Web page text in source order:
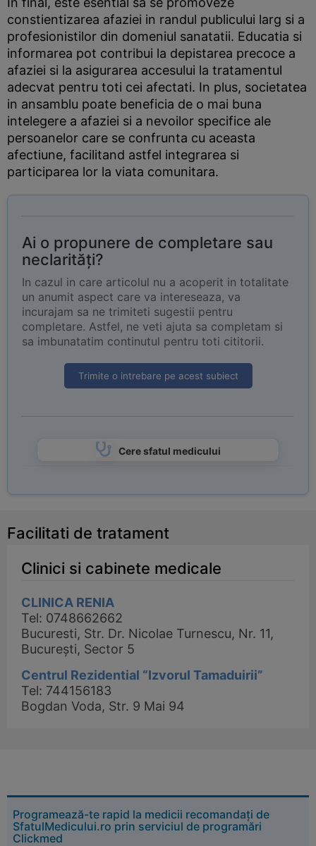
constientizarea afaziei in randul publicului larg si a
profesionistilor din domeniul sanatatii. Educatia si
informarea pot contribui la depistarea precoce a
afaziei si la asigurarea accesului la tratamentul
adecvat pentru toti cei afectati. In plus, societatea
in ansamblu poate beneficia de o mai buna
intelegere a afaziei si a nevoilor specifice ale
persoanelor care se confrunta cu aceasta
afectiune, facilitand astfel integrarea si
participarea lor la viata comunitara.
Ai o propunere de completare sau
neclarități?
In cazul in care articolul nu a acoperit in totalitate
un anumit aspect care va intereseaza, va
incurajam sa ne trimiteti sugestii pentru
completare. Astfel, ne veti ajuta sa completam si
sa imbunatatim continutul pentru toti cititorii.
Trimite o intrebare pe acest subiect
Cere sfatul medicului
Facilitati de tratament
Clinici si cabinete medicale
CLINICA RENIA
Tel: 0748662662
Bucuresti, Str. Dr. Nicolae Turnescu, Nr. 11,
București, Sector 5
Centrul Rezidential “Izvorul Tamaduirii”
Tel: 744156183
Bogdan Voda, Str. 9 Mai 94
Programează-te rapid la medicii recomandați de
SfatulMedicului.ro prin serviciul de programări
Clickmed